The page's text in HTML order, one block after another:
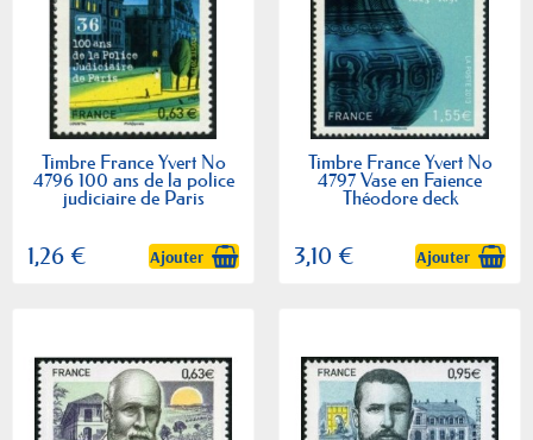
Timbre France Yvert No
4796 100 ans de la police
judiciaire de Paris
1,26 € Ajouter
Timbre France Yvert No
4797 Vase en Faience
Théodore deck
3,10 € Ajouter